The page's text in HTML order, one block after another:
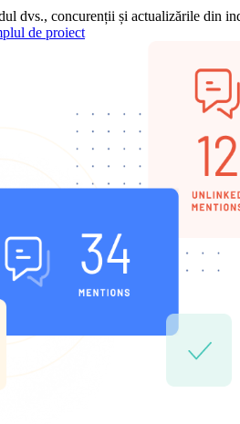
dvs., concurenții și actualizările din
de proiect